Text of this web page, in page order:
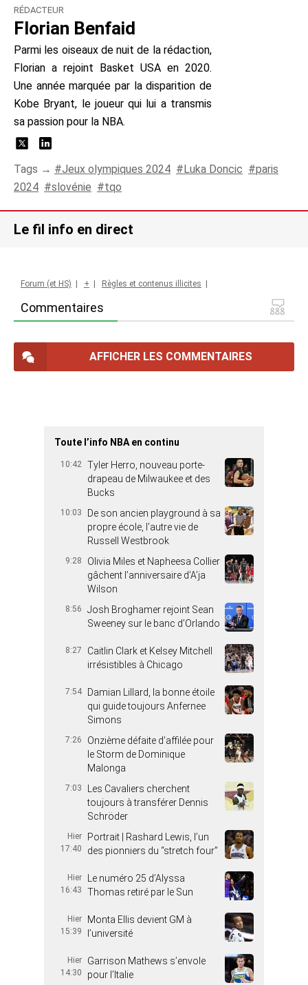
RÉDACTEUR
Florian Benfaid
Parmi les oiseaux de nuit de la rédaction,
Florian a rejoint Basket USA en 2020.
Une année marquée par la disparition de
Kobe Bryant, le joueur qui lui a transmis
sa passion pour la NBA.
Tags → Jeux olympiques 2024 Luka Doncic
paris
2024
slovénie tqo
Le fil info en direct
Commentaires
Forum (et HS) + Règles et contenus illicites
AFFICHER LES COMMENTAIRES
Toute l’info NBA en continu
10:42 Tyler Herro, nouveau porte-
drapeau de Milwaukee et des
Bucks
10:03
De son ancien playground à sa
propre école, l’autre vie de
Russell Westbrook
9:28
Olivia Miles et Napheesa Collier
gâchent l’anniversaire d’A’ja
Wilson
8:56
Josh Broghamer rejoint Sean
Sweeney sur le banc d’Orlando
8:27
Caitlin Clark et Kelsey Mitchell
irrésistibles à Chicago
7:54
Damian Lillard, la bonne étoile
qui guide toujours Anfernee
Simons
7:26
Onzième défaite d’affilée pour
le Storm de Dominique
Malonga
7:03
Les Cavaliers cherchent
toujours à transférer Dennis
Schröder
Hier
17:40
Portrait | Rashard Lewis, l’un
des pionniers du “stretch four”
Hier
16:43
Le numéro 25 d’Alyssa
Thomas retiré par le Sun
Hier
15:39
Monta Ellis devient GM à
l’université
Hier
14:30
Garrison Mathews s’envole
pour l’Italie